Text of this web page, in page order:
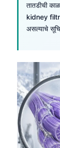
तातडीची
kidney
असल्याचे